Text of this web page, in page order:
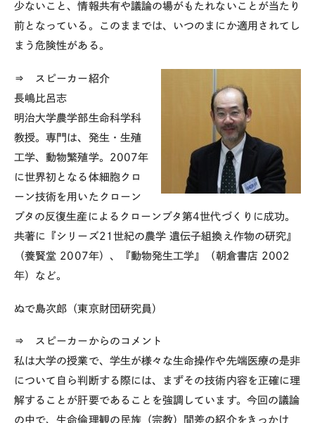
少ないこと、情報共有や議論の場がもたれないことが当たり
前となっている。このままでは、いつのまにか適用されてし
まう危険性がある。
⇒ スピーカー紹介
長嶋比呂志
明治大学農学部生命科学科
教授。専門は、発生・生殖
工学、動物繁殖学。2007年
に世界初となる体細胞クロ
ーン技術を用いたクローン
ブタの反復生産によるクローンブタ第4世代づくりに成功。
共著に『シリーズ21世紀の農学 遺伝子組換え作物の研究』
（養賢堂 2007年）、『動物発生工学』（朝倉書店 2002
年）など。
ぬで島次郎（東京財団研究員）
⇒ スピーカーからのコメント
私は大学の授業で、学生が様々な生命操作や先端医療の是非
について自ら判断する際には、まずその技術内容を正確に理
解することが肝要であることを強調しています。今回の議論
の中で、生命倫理観の民族（宗教）間差の紹介をきっかけ